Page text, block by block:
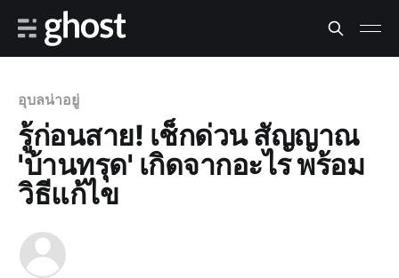
อุบลน่าอยู่
รู้ก่อนสาย! เช็กด่วน สัญญาณ
'บ้านทรุด' เกิดจากอะไร พร้อม
วิธีแก้ไข